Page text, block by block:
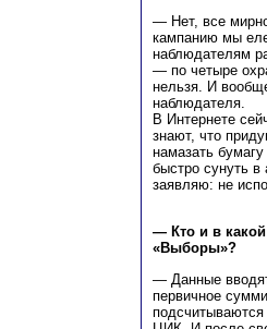
— Нет, все
кампанию мы
наблюдателям
— по четыре
нельзя. И
наблюдателя.
В Интернете
знают, что
намазать
быстро сунуть
заявляю: не
— Кто и в
«Выборы»?
— Данные
первичное